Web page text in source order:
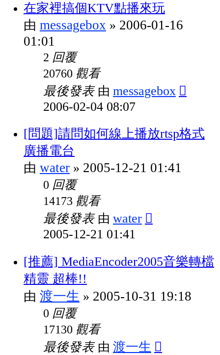
在家裡搞個KTV點播來玩
由 messagebox » 2006-01-16
01:01
2 回覆
20760 觀看
最後發表 由 messagebox
2006-02-04 08:07
[問題]請問如何線上播放rtsp格式
廣播電台
由 water » 2005-12-21 01:41
0 回覆
14173 觀看
最後發表 由 water
2005-12-21 01:41
[推薦] MediaEncoder2005音樂轉檔
精靈 超棒!!
由 渡一生 » 2005-10-31 19:18
0 回覆
17130 觀看
最後發表 由 渡一生